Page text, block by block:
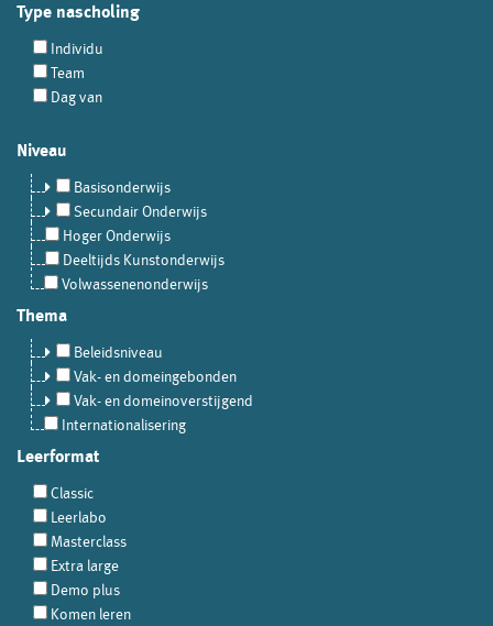
Type nascholing
Individu
Team
Dag van
Niveau
Basisonderwijs
Secundair Onderwijs
Hoger Onderwijs
Deeltijds Kunstonderwijs
Volwassenenonderwijs
Thema
Beleidsniveau
Vak- en domeingebonden
Vak- en domeinoverstijgend
Internationalisering
Leerformat
Classic
Leerlabo
Masterclass
Extra large
Demo plus
Komen leren